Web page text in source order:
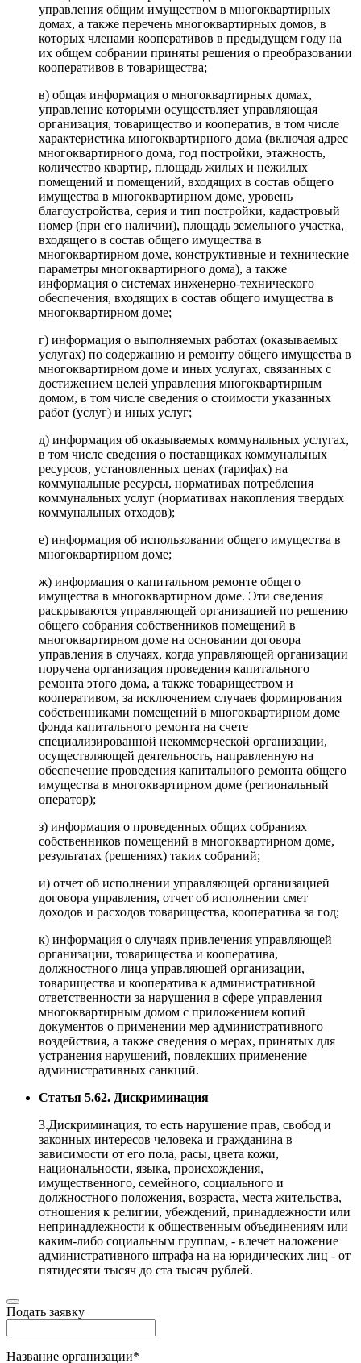
управления общим имуществом в многоквартирных
домах, а также перечень многоквартирных домов, в
которых членами кооперативов в предыдущем году на
их общем собрании приняты решения о преобразовании
кооперативов в товарищества;
в) общая информация о многоквартирных домах,
управление которыми осуществляет управляющая
организация, товарищество и кооператив, в том числе
характеристика многоквартирного дома (включая адрес
многоквартирного дома, год постройки, этажность,
количество квартир, площадь жилых и нежилых
помещений и помещений, входящих в состав общего
имущества в многоквартирном доме, уровень
благоустройства, серия и тип постройки, кадастровый
номер (при его наличии), площадь земельного участка,
входящего в состав общего имущества в
многоквартирном доме, конструктивные и технические
параметры многоквартирного дома), а также
информация о системах инженерно-технического
обеспечения, входящих в состав общего имущества в
многоквартирном доме;
г) информация о выполняемых работах (оказываемых
услугах) по содержанию и ремонту общего имущества в
многоквартирном доме и иных услугах, связанных с
достижением целей управления многоквартирным
домом, в том числе сведения о стоимости указанных
работ (услуг) и иных услуг;
д) информация об оказываемых коммунальных услугах,
в том числе сведения о поставщиках коммунальных
ресурсов, установленных ценах (тарифах) на
коммунальные ресурсы, нормативах потребления
коммунальных услуг (нормативах накопления твердых
коммунальных отходов);
е) информация об использовании общего имущества в
многоквартирном доме;
ж) информация о капитальном ремонте общего
имущества в многоквартирном доме. Эти сведения
раскрываются управляющей организацией по решению
общего собрания собственников помещений в
многоквартирном доме на основании договора
управления в случаях, когда управляющей организации
поручена организация проведения капитального
ремонта этого дома, а также товариществом и
кооперативом, за исключением случаев формирования
собственниками помещений в многоквартирном доме
фонда капитального ремонта на счете
специализированной некоммерческой организации,
осуществляющей деятельность, направленную на
обеспечение проведения капитального ремонта общего
имущества в многоквартирном доме (региональный
оператор);
з) информация о проведенных общих собраниях
собственников помещений в многоквартирном доме,
результатах (решениях) таких собраний;
и) отчет об исполнении управляющей организацией
договора управления, отчет об исполнении смет
доходов и расходов товарищества, кооператива за год;
к) информация о случаях привлечения управляющей
организации, товарищества и кооператива,
должностного лица управляющей организации,
товарищества и кооператива к административной
ответственности за нарушения в сфере управления
многоквартирным домом с приложением копий
документов о применении мер административного
воздействия, а также сведения о мерах, принятых для
устранения нарушений, повлекших применение
административных санкций.
Статья 5.62. Дискриминация
3.Дискриминация, то есть нарушение прав, свобод и
законных интересов человека и гражданина в
зависимости от его пола, расы, цвета кожи,
национальности, языка, происхождения,
имущественного, семейного, социального и
должностного положения, возраста, места жительства,
отношения к религии, убеждений, принадлежности или
непринадлежности к общественным объединениям или
каким-либо социальным группам, - влечет наложение
административного штрафа на на юридических лиц - от
пятидесяти тысяч до ста тысяч рублей.
Подать заявку
Название организации*